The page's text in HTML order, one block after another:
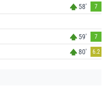
58' 7
59' 7
80' 6.2